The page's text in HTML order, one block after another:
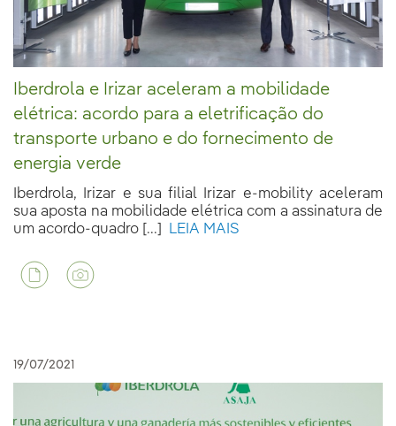
Iberdrola e Irizar aceleram a mobilidade
elétrica: acordo para a eletrificação do
transporte urbano e do fornecimento de
energia verde
Iberdrola, Irizar e sua filial Irizar e-mobility aceleram
sua aposta na mobilidade elétrica com a assinatura de
um acordo-quadro [...]
LEIA MAIS
19/07/2021